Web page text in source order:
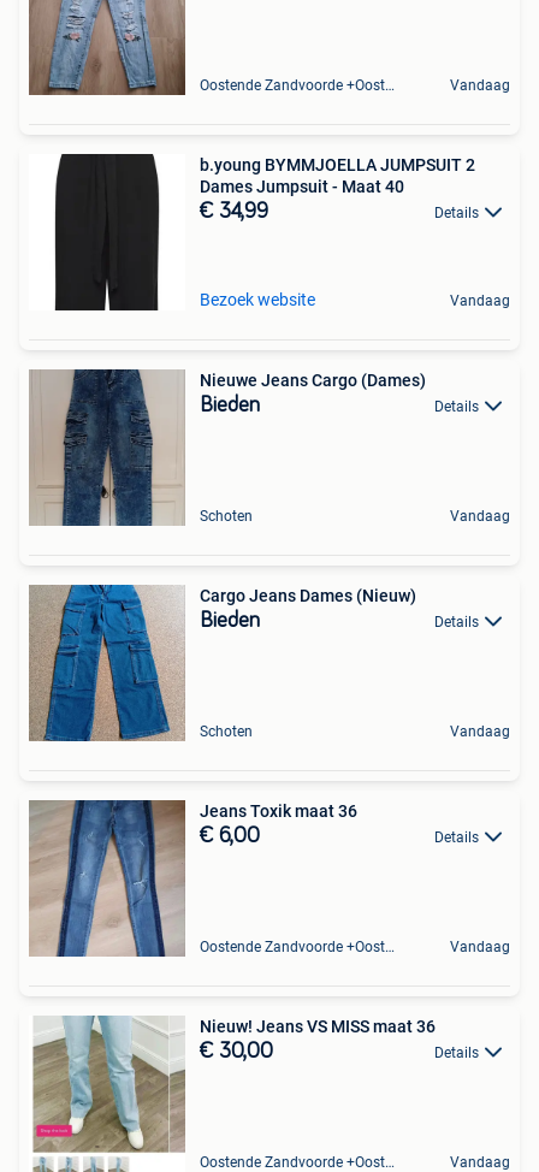
Oostende Zandvoorde +Oostende Vandaag
b.young BYMMJOELLA JUMPSUIT 2
Dames Jumpsuit - Maat 40
€ 34,99 Details
Bezoek website Vandaag
Nieuwe Jeans Cargo (Dames)
Bieden Details
Schoten Vandaag
Cargo Jeans Dames (Nieuw)
Bieden Details
Schoten Vandaag
Jeans Toxik maat 36
€ 6,00 Details
Oostende Zandvoorde +Oostende Vandaag
Nieuw! Jeans VS MISS maat 36
€ 30,00 Details
Oostende Zandvoorde +Oostende Vandaag